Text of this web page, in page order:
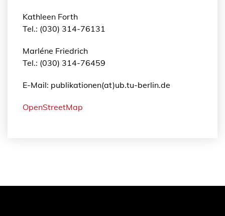
Kathleen Forth
Tel.: (030) 314-76131
Marléne Friedrich
Tel.: (030) 314-76459
E-Mail: publikationen(at)ub.tu-berlin.de
OpenStreetMap